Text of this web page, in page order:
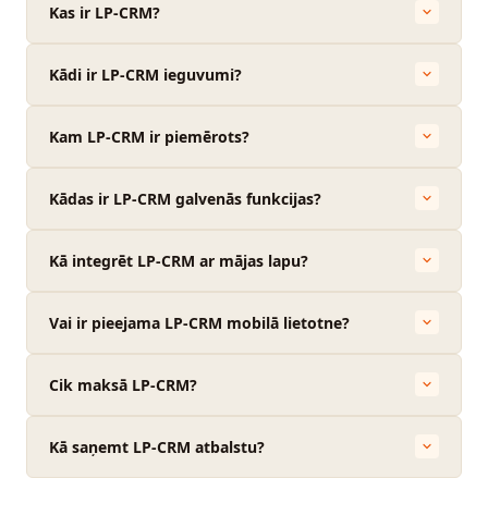
Kas ir LP-CRM?
Kādi ir LP-CRM ieguvumi?
Kam LP-CRM ir piemērots?
Kādas ir LP-CRM galvenās funkcijas?
Kā integrēt LP-CRM ar mājas lapu?
Vai ir pieejama LP-CRM mobilā lietotne?
Cik maksā LP-CRM?
Kā saņemt LP-CRM atbalstu?